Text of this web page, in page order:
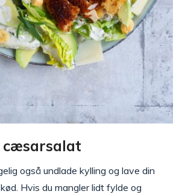
cæsarsalat
også undlade kylling og lave din
Hvis du mangler lidt fylde og